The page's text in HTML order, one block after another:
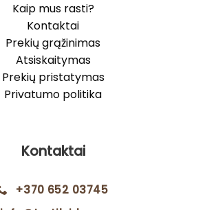
Kaip mus rasti?
Kontaktai
Prekių grąžinimas
Atsiskaitymas
Prekių pristatymas
Privatumo politika
Kontaktai
+370 652 03745